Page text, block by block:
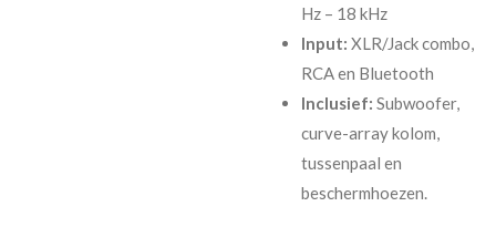
Hz – 18 kHz
Input: XLR/Jack combo,
RCA en Bluetooth
Inclusief: Subwoofer,
curve-array kolom,
tussenpaal en
beschermhoezen.